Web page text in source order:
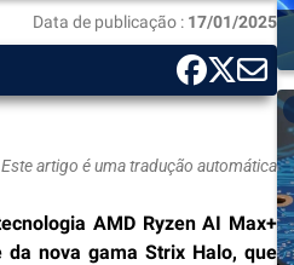
Data de publicação : 17/01/2025
Este artigo é uma tradução automática
AMD Ryzen AI Max+
da nova gama Strix Halo, que